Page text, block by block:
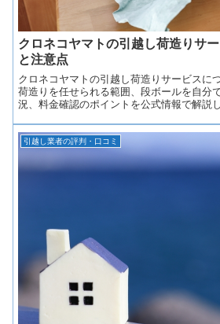
クロネコヤマトの引越し荷造りサ
と注意点
クロネコヤマトの引越し荷造りサービスに
荷造りを任せられる範囲、段ボールを自分
況、料金確認のポイントを公式情報で解説し
引越し業者の評判・口コミ